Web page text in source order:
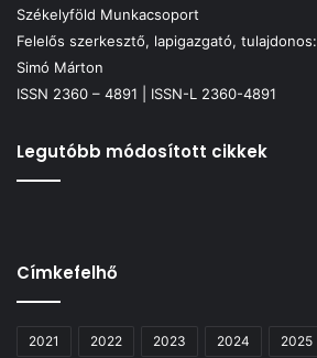
Székelyföld Munkacsoport
Felelős szerkesztő, lapigazgató, tulajdonos:
Simó Márton
ISSN 2360 – 4891 | ISSN-L 2360-4891
Legutóbb módosított cikkek
Címkefelhő
2021 2022 2023 2024 2025